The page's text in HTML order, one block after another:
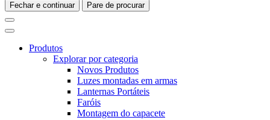
Fechar e continuar Pare de procurar
Produtos
Explorar por categoria
Novos Produtos
Luzes montadas em armas
Lanternas Portáteis
Faróis
Montagem do capacete